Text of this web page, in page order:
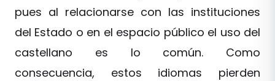
pues al relacionarse con las instituciones
del Estado o en el espacio público el uso del
castellano es lo común. Como
consecuencia, estos idiomas pierden